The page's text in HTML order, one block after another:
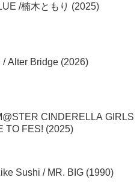
/楠木ともり (2025)
Alter Bridge (2026)
CINDERELLA GIRLS
TO FES! (2025)
Sushi / MR. BIG (1990)